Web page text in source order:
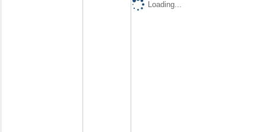
Loading...